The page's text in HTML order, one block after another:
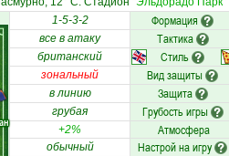
1-5-3-2 Формация
все в атаку Тактика
британский Стиль
зональный Вид защиты
в линию Защита
грубая Грубость игры
+2% Атмосфера
обычный Настрой на игру